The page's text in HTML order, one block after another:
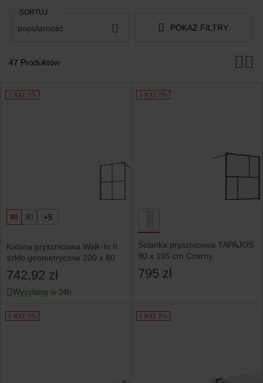
47 Produktów
POKAŻ FILTRY
SORTUJ
popularność
Produkty
5 RAT 0%
80 90 +5
Kabina prysznicowa Walk-In II
szkło geometryczne 200 x 80
742,92 zł
Wysyłamy w 24h
5 RAT 0%
Ścianka prysznicowa TAPAJOS
90 x 195 cm Czarny
795 zł
5 RAT 0% 5 RAT 0%